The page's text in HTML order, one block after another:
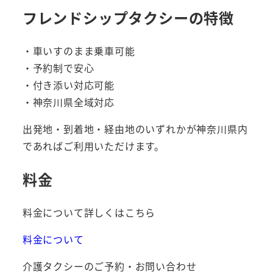
フレンドシップタクシーの特徴
・車いすのまま乗車可能
・予約制で安心
・付き添い対応可能
・神奈川県全域対応
出発地・到着地・経由地のいずれかが神奈川県内
であればご利用いただけます。
料金
料金について詳しくはこちら
料金について
介護タクシーのご予約・お問い合わせ